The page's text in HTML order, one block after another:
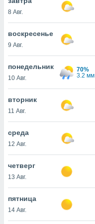
действия
на веб-
основе.
нашей
cookie
в
ВЫ
8 Авг.
воскресенье
9 Авг.
понедельник
10 Авг.
70%
3.2 мм
вторник
11 Авг.
среда
12 Авг.
четверг
13 Авг.
пятница
14 Авг.